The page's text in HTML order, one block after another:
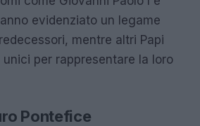
evidenziato un legame
mentre altri Papi
per rappresentare la loro
Pontefice